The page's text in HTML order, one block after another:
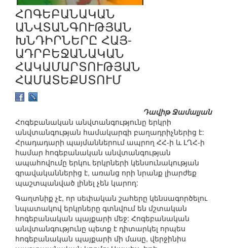
ՀՈԳԵԲԱՆԱԿԱՆ
ԱՆՎՏԱՆԳՈՒԹՅԱՆ
ԽՆԴԻՐՆԵՐԸ ՀԱՅ-
ԱԴՐԲԵՋԱՆԱԿԱՆ
ՀԱԿԱՄԱՐՏՈՒԹՅԱՆ
ՀԱՄԱՏԵՔՍՏՈՒՄ
Դավիթ Ջամալյան
Հոգեբանական անվտանգությունը երկրի
անվտանգության համակարգի բաղադրիչներից է:
Հրադադարի պայմաններում ապրող ՀՀ-ի և ԼՂՀ-ի
համար հոգեբանական անվտանգության
ապահովումը երկու երկրների կենսունակության
գրավականներից է, առանց որի նրանք լիարժեք
պաշտպանված լինել չեն կարող:
Գաղտնիք չէ, որ սեփական շահերը կենսագործելու
նպատակով երկրները գտնվում են մշտական
հոգեբանական պայքարի մեջ: Հոգեբանական
անվտանգությունը պետք է դիտարկել որպես
հոգեբանական պայքարի մի մասը, վերջինիս